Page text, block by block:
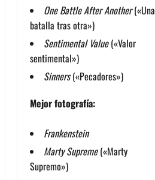
One Battle After Another(«Una
batalla tras otra»)
Sentimental Value(«Valor
sentimental»)
Sinners(«Pecadores»)
Mejor fotografía:
Frankenstein
Marty Supreme(«Marty
Supremo»)